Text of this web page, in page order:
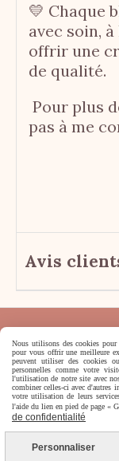
💛 Chaque
avec soin,
offrir une
de qualité.
Pour plus
pas à me
Avis
Mentions
Se
Gestion
Nous utilisons des cookies
pour vous offrir une meilleure
peuvent utiliser des cookies
personnelles comme votre
l'utilisation de notre site avec
combiner celles-ci avec d'autres
votre utilisation de leurs
l'aide du lien en pied de page «
de confidentialité
Personnaliser